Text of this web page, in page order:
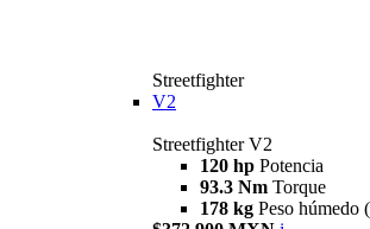
Streetfighter
V2
Streetfighter V2
120 hp Potencia
93.3 Nm Torque
178 kg Peso húmedo